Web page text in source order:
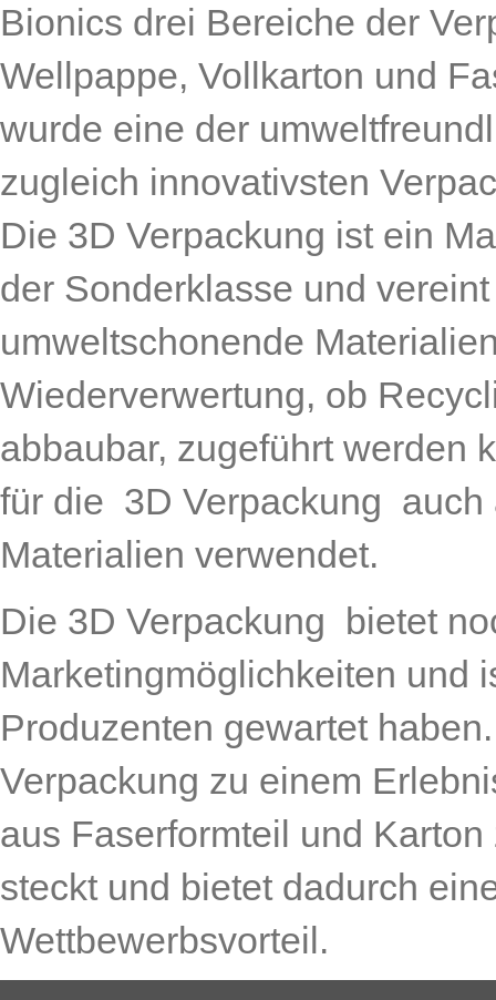
Bionics drei Bereiche der
Wellpappe, Vollkarton und
wurde eine der
zugleich innovativsten
Die 3D Verpackung ist ein
der Sonderklasse und
umweltschonende
Wiederverwertung, ob
abbaubar, zugeführt werden
für die 3D Verpackung auch
Materialien verwendet.
Die 3D Verpackung bietet
Marketingmöglichkeiten und
Produzenten gewartet
Verpackung zu einem
aus Faserformteil und
steckt und bietet dadurch
Wettbewerbsvorteil.